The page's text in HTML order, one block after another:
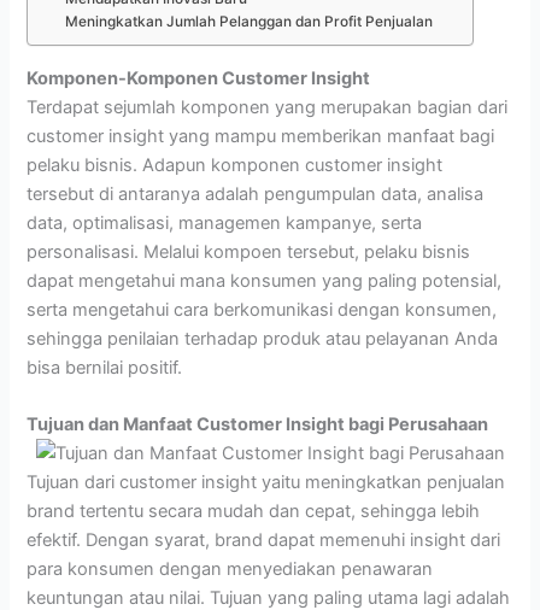
Meningkatkan Jumlah Pelanggan dan Profit Penjualan
Komponen-Komponen Customer Insight
Terdapat sejumlah komponen yang merupakan bagian dari
customer insight yang mampu memberikan manfaat bagi
pelaku bisnis. Adapun komponen customer insight
tersebut di antaranya adalah pengumpulan data, analisa
data, optimalisasi, managemen kampanye, serta
personalisasi. Melalui kompoen tersebut, pelaku bisnis
dapat mengetahui mana konsumen yang paling potensial,
serta mengetahui cara berkomunikasi dengan konsumen,
sehingga penilaian terhadap produk atau pelayanan Anda
bisa bernilai positif.
Tujuan dan Manfaat Customer Insight bagi Perusahaan
Tujuan dari customer insight yaitu meningkatkan penjualan
brand tertentu secara mudah dan cepat, sehingga lebih
efektif. Dengan syarat, brand dapat memenuhi insight dari
para konsumen dengan menyediakan penawaran
keuntungan atau nilai. Tujuan yang paling utama lagi adalah